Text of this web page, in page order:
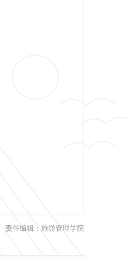
责任编辑：旅游管理学院